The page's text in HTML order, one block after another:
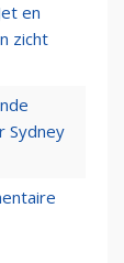
en
zicht
Sydney